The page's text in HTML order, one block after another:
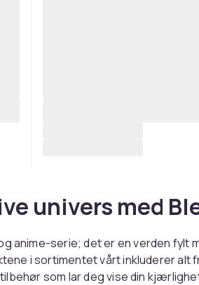
univers med
anime-serie; det er en verden fylt
i sortimentet vårt inkluderer alt
som lar deg vise din